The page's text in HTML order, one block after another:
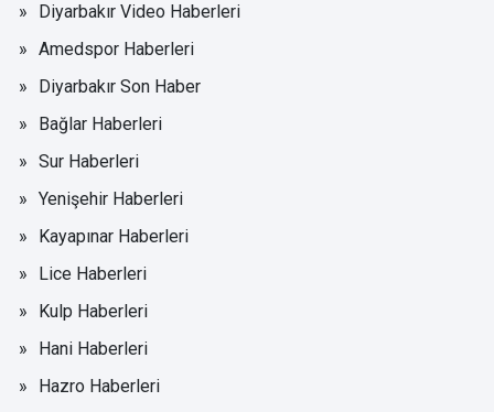
Diyarbakır Video Haberleri
Amedspor Haberleri
Diyarbakır Son Haber
Bağlar Haberleri
Sur Haberleri
Yenişehir Haberleri
Kayapınar Haberleri
Lice Haberleri
Kulp Haberleri
Hani Haberleri
Hazro Haberleri